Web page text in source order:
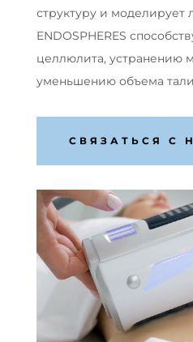
структуру и моделирует
ENDOSPHERES
целлюлита, устранению
уменьшению объема
СВЯЗАТЬСЯ С